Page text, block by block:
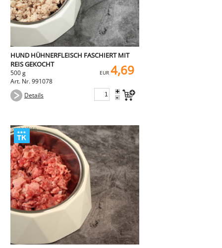
HUND HÜHNERFLEISCH FASCHIERT MIT
REIS GEKOCHT
500 g
Art. Nr. 991078
EUR 4,69
Details +
-